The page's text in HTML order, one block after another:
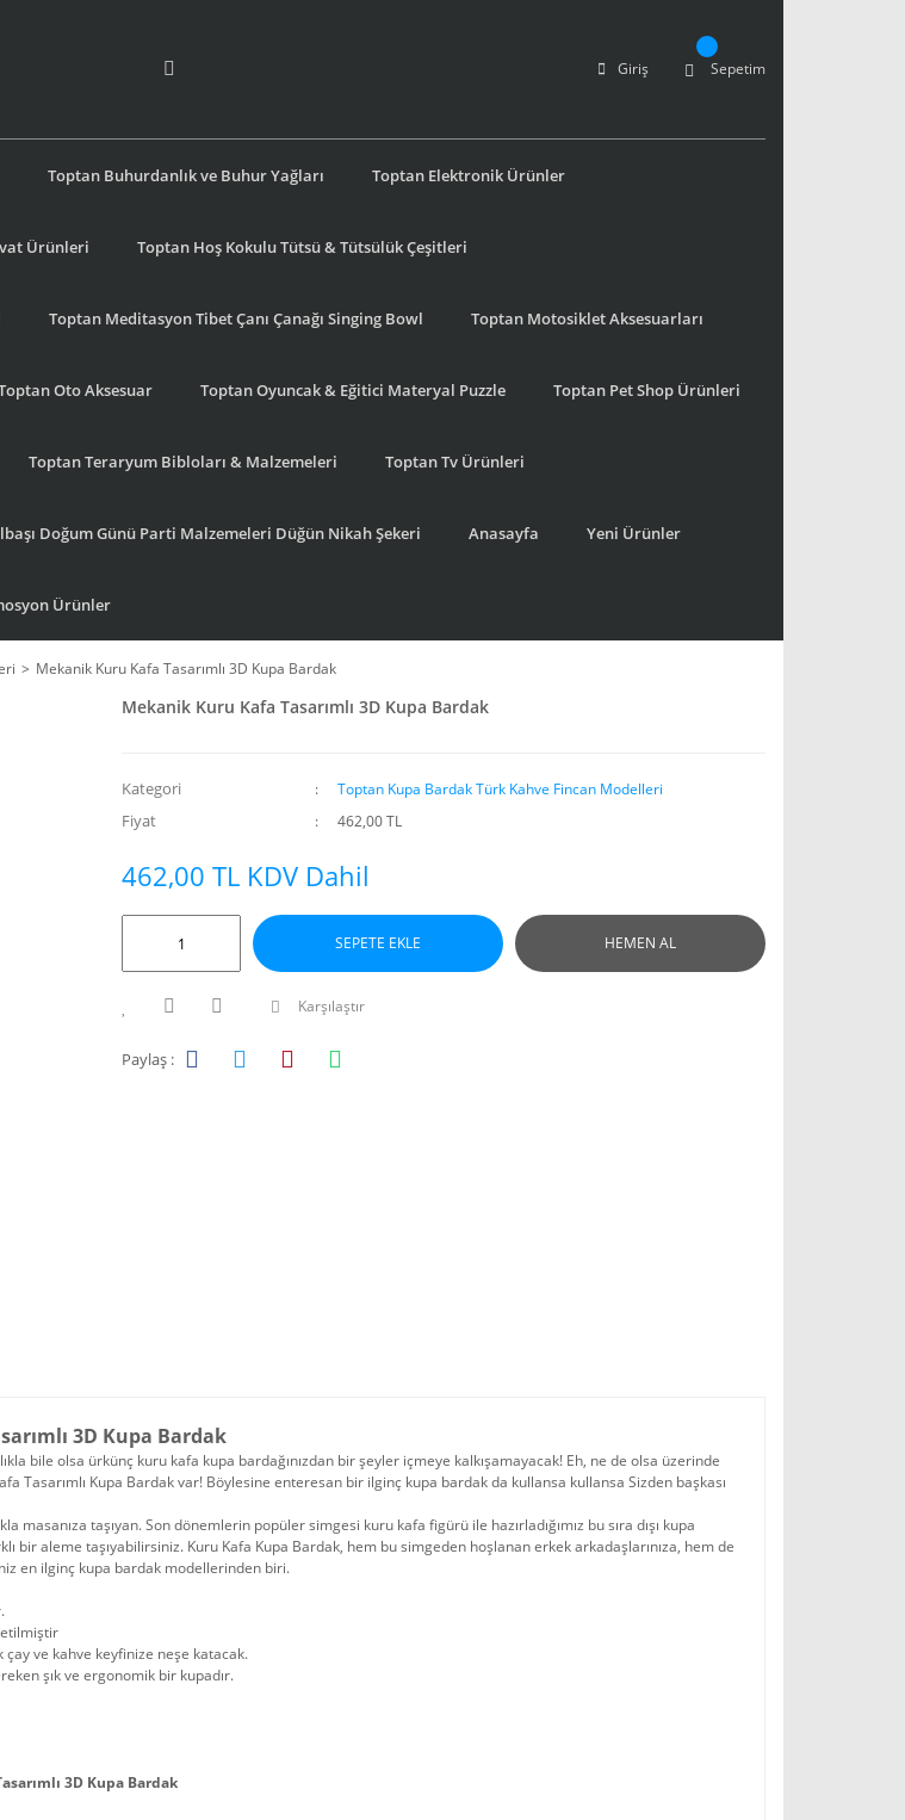
Giriş Sepetim
Toptan Buhurdanlık ve Buhur Yağları Toptan Elektronik Ürünler
Ürünleri Toptan Hoş Kokulu Tütsü & Tütsülük Çeşitleri
Toptan Meditasyon Tibet Çanı Çanağı Singing Bowl Toptan Motosiklet Aksesuarları
Oto Aksesuar Toptan Oyuncak & Eğitici Materyal Puzzle Toptan Pet Shop Ürünleri
Toptan Teraryum Bibloları & Malzemeleri Toptan Tv Ürünleri
Doğum Günü Parti Malzemeleri Düğün Nikah Şekeri Anasayfa Yeni Ürünler
Ürünler
Mekanik Kuru Kafa Tasarımlı 3D Kupa Bardak
Mekanik Kuru Kafa Tasarımlı 3D Kupa Bardak
Kategori Toptan Kupa Bardak Türk Kahve Fincan Modelleri
Fiyat 462,00 TL
462,00 TL KDV Dahil
SEPETE EKLE HEMEN AL
Karşılaştır
Paylaş :
3D Kupa Bardak
bile olsa ürkünç kuru kafa kupa bardağınızdan bir şeyler içmeye kalkışamayacak! Eh, ne de olsa üzerinde
Tasarımlı Kupa Bardak var! Böylesine enteresan bir ilginç kupa bardak da kullansa kullansa Sizden başkası
masanıza taşıyan. Son dönemlerin popüler simgesi kuru kafa figürü ile hazırladığımız bu sıra dışı kupa
bir aleme taşıyabilirsiniz. Kuru Kafa Kupa Bardak, hem bu simgeden hoşlanan erkek arkadaşlarınıza, hem de
en ilginç kupa bardak modellerinden biri.
çay ve kahve keyfinize neşe katacak.
şık ve ergonomik bir kupadır.
3D Kupa Bardak